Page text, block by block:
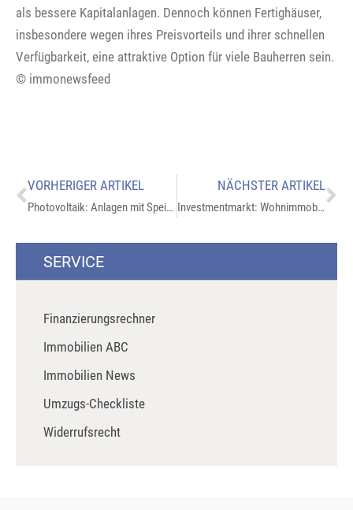
als bessere Kapitalanlagen. Dennoch können Fertighäuser,
insbesondere wegen ihres Preisvorteils und ihrer schnellen
Verfügbarkeit, eine attraktive Option für viele Bauherren sein.
© immonewsfeed
VORHERIGER ARTIKEL
Photovoltaik: Anlagen mit Speicher
NÄCHSTER ARTIKEL
Investmentmarkt: Wohnimmobilien sind gefragt
SERVICE
Finanzierungsrechner
Immobilien ABC
Immobilien News
Umzugs-Checkliste
Widerrufsrecht